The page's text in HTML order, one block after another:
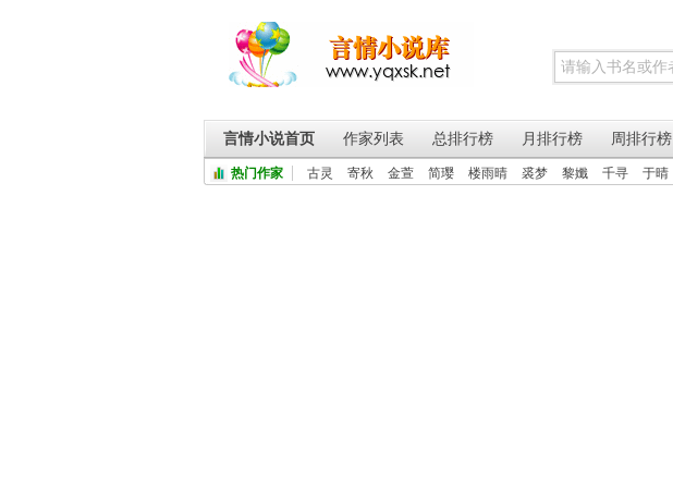
言情小说首页 作家列表 总排行榜 月排行榜 周排行榜
热门作家 古灵 寄秋 金萱 简璎 楼雨晴 裘梦 黎孅 千寻 于晴